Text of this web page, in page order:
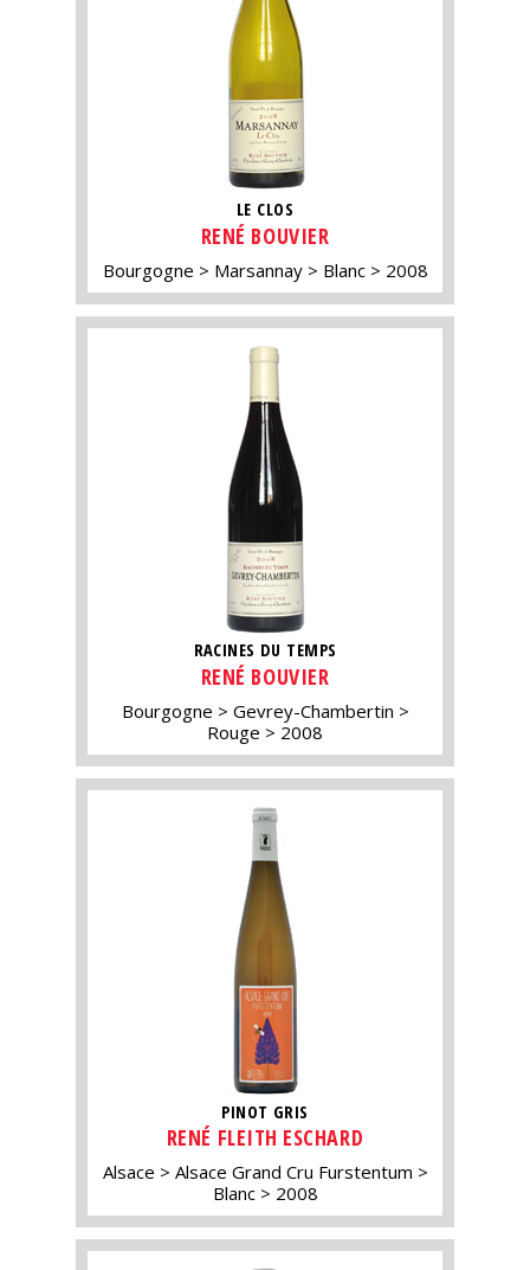
LE CLOS
RENÉ BOUVIER
Bourgogne Marsannay Blanc 2008
RACINES DU TEMPS
RENÉ BOUVIER
Bourgogne
Gevrey-Chambertin
Rouge
2008
PINOT GRIS
RENÉ FLEITH ESCHARD
Alsace
Alsace Grand Cru Furstentum
Blanc
2008